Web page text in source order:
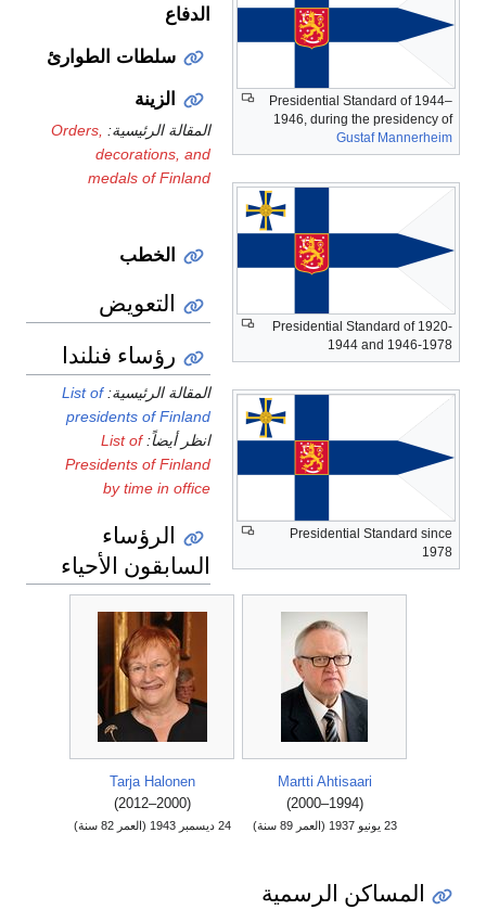
Presidential Standard of 1944–
1946, during the presidency of
Gustaf Mannerheim
Presidential Standard of 1920-
1944 and 1946-1978
Presidential Standard since
1978
الدفاع
سلطات الطوارئ
الزينة
المقالة الرئيسية: Orders,
decorations, and
medals of Finland
الخطب
التعويض
رؤساء فنلندا
المقالة الرئيسية:List of
presidents of Finland
انظر أيضاً:List of
Presidents of Finland
by time in office
الرؤساء
السابقون الأحياء
Martti Ahtisaari
(1994–2000)
23 يونيو 1937 (العمر 89 سنة)
Tarja Halonen
(2000–2012)
24 ديسمبر 1943 (العمر 82 سنة)
المساكن الرسمية